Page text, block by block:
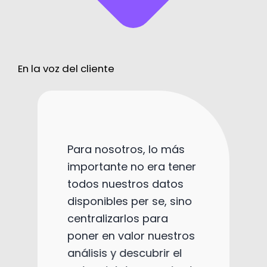
En la voz del cliente
Para nosotros, lo más
importante no era tener
todos nuestros datos
disponibles per se, sino
centralizarlos para
poner en valor nuestros
análisis y descubrir el